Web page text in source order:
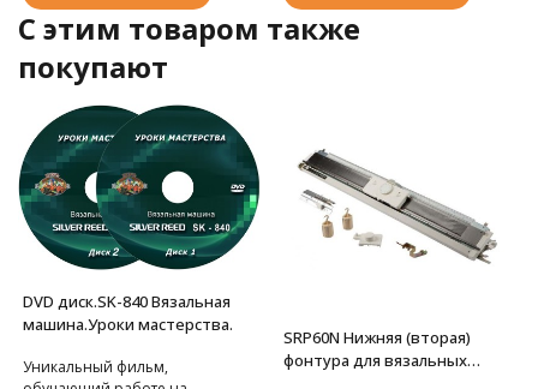
C этим товаром также
покупают
DVD диск.SK-840 Вязальная
машина.Уроки мастерства.
Уникальный фильм,
SRP60N Нижняя (вторая)
фонтура для вязальных